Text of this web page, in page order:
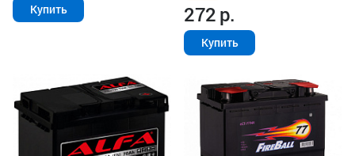
Купить 272р.
Купить